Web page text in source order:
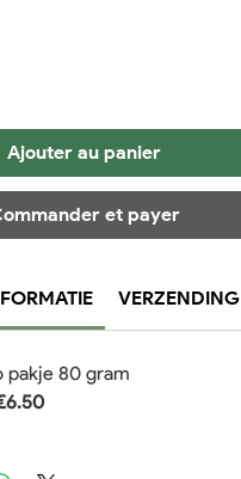
Ajouter au panier
et payer
VERZENDING
pakje 80 gram